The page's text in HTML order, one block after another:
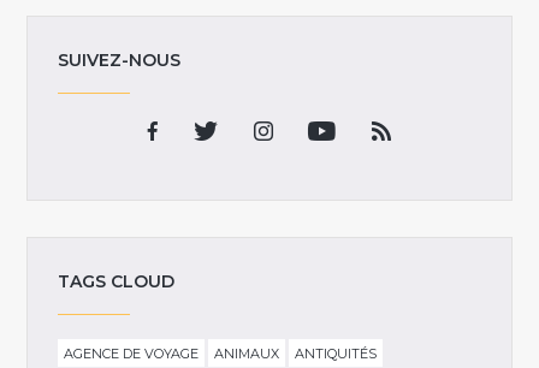
SUIVEZ-NOUS
TAGS CLOUD
AGENCE DE VOYAGE ANIMAUX
ANTIQUITÉS